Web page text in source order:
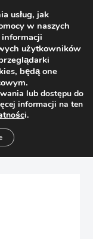
poziomej
usług, jak
w naszych
informacji
użytkowników
będą one
lub dostępu do
informacji na ten
i.